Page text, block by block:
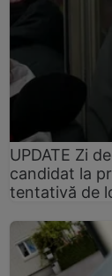
UPDATE Zi
candidat la
tentativă de